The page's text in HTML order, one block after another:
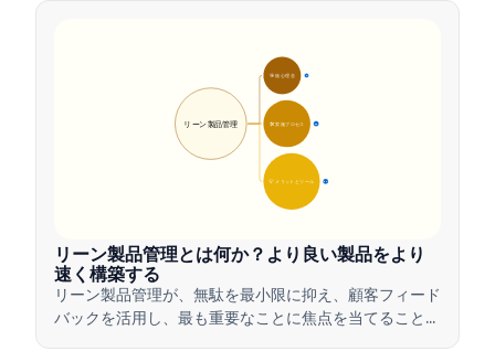
🎯 核心理念 9
🛠️ 実施プロセス
💡 メリットとツール 17
リーン製品管理
リーン製品管理とは何か？より良い製品をより
速く構築する
リーン製品管理が、無駄を最小限に抑え、顧客フィード
バックを活用し、最も重要なことに焦点を当てること